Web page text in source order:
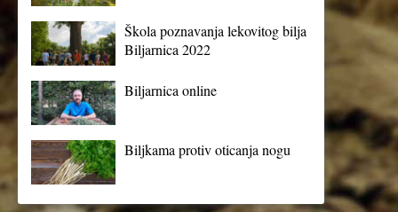
Škola poznavanja lekovitog bilja
Biljarnica 2022
Biljarnica online
Biljkama protiv oticanja nogu